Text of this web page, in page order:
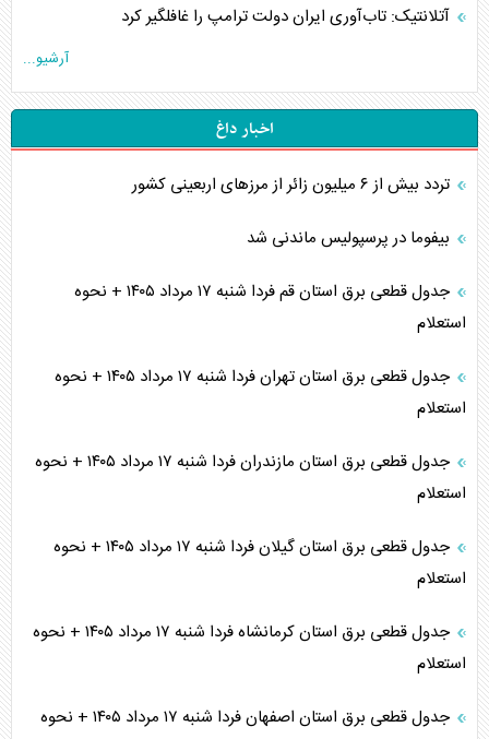
آتلانتیک: تاب‌آوری ایران دولت ترامپ را غافلگیر کرد
آرشیو...
اخبار داغ
تردد بیش از ۶ میلیون زائر از مرزهای اربعینی کشور
بیفوما در پرسپولیس ماندنی شد
جدول قطعی برق استان قم فردا شنبه ۱۷ مرداد ۱۴۰۵ + نحوه
استعلام
جدول قطعی برق استان تهران فردا شنبه ۱۷ مرداد ۱۴۰۵ + نحوه
استعلام
جدول قطعی برق استان مازندران فردا شنبه ۱۷ مرداد ۱۴۰۵ + نحوه
استعلام
جدول قطعی برق استان گیلان فردا شنبه ۱۷ مرداد ۱۴۰۵ + نحوه
استعلام
جدول قطعی برق استان کرمانشاه فردا شنبه ۱۷ مرداد ۱۴۰۵ + نحوه
استعلام
جدول قطعی برق استان اصفهان فردا شنبه ۱۷ مرداد ۱۴۰۵ + نحوه